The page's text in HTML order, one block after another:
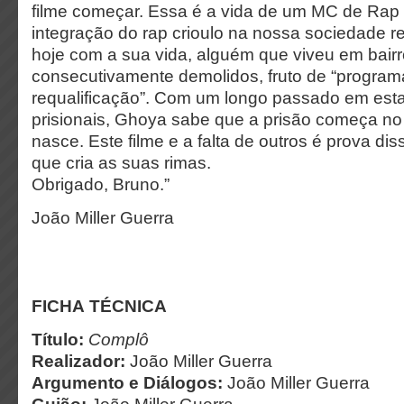
filme começar. Essa é a vida de um MC de Rap
integração do rap crioulo na nossa sociedade
hoje com a sua vida, alguém que viveu em
consecutivamente demolidos, fruto de
requalificação”. Com um longo passado em
prisionais, Ghoya sabe que a prisão começa
nasce. Este filme e a falta de outros é prova
que cria as suas rimas.
Obrigado, Bruno.”
João Miller Guerra
FICHA TÉCNICA
Título: Complô
Realizador: João Miller Guerra
Argumento e Diálogos: João Miller Guerra